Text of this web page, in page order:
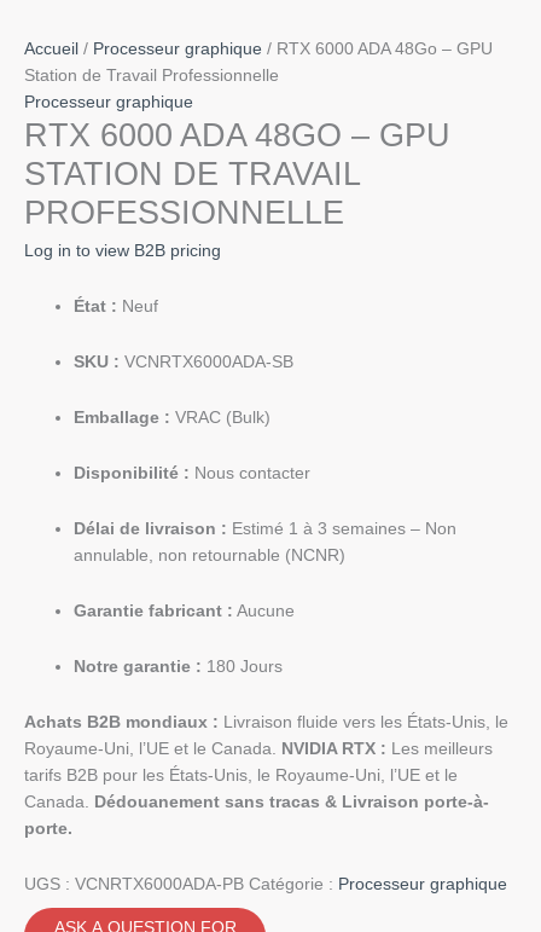
Accueil / Processeur graphique / RTX 6000 ADA 48Go – GPU
Station de Travail Professionnelle
Processeur graphique
RTX 6000 ADA 48GO – GPU
STATION DE TRAVAIL
PROFESSIONNELLE
Log in to view B2B pricing
État : Neuf
SKU : VCNRTX6000ADA-SB
Emballage : VRAC (Bulk)
Disponibilité : Nous contacter
Délai de livraison : Estimé 1 à 3 semaines – Non
annulable, non retournable (NCNR)
Garantie fabricant : Aucune
Notre garantie : 180 Jours
Achats B2B mondiaux : Livraison fluide vers les États-Unis, le
Royaume-Uni, l’UE et le Canada.
NVIDIA RTX : Les meilleurs
tarifs B2B pour les États-Unis, le Royaume-Uni, l’UE et le
Canada.
Dédouanement sans tracas & Livraison porte-à-
porte.
UGS : VCNRTX6000ADA-PB Catégorie : Processeur graphique